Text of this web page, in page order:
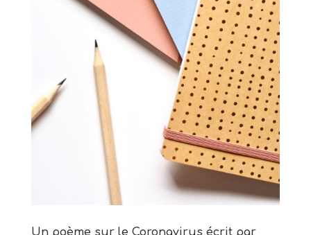
Un poème sur le Coronavirus écrit par